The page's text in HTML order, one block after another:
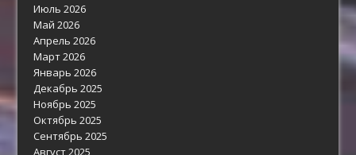
Июль 2026
Май 2026
Апрель 2026
Март 2026
Январь 2026
Декабрь 2025
Ноябрь 2025
Октябрь 2025
Сентябрь 2025
Август 2025